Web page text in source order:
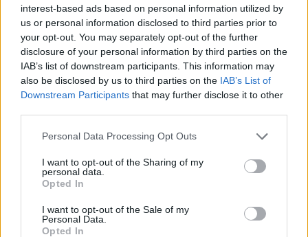
interest-based ads based on personal information utilized by
us or personal information disclosed to third parties prior to
your opt-out. You may separately opt-out of the further
disclosure of your personal information by third parties on the
IAB’s list of downstream participants. This information may
also be disclosed by us to third parties on the IAB’s List of
Downstream Participants that may further disclose it to other
Please note that this website/app uses one or more Google
not limited to your visit or usage behaviour. You may click to
grant or deny consent to Google and its third-party tags to
use your data for below specified purposes in below Google
consent section.
Personal Data Processing Opt Outs
I want to opt-out of the Sharing of my
personal data.
Opted In
I want to opt-out of the Sale of my
Personal Data.
Opted In
05/08/2026
Προς στρατηγική συνεργασία ΠΑΣΑΠΠ και
Πανεπιστημίου Πατρών
ΓΝΩΜΕΣ
11/03/2026